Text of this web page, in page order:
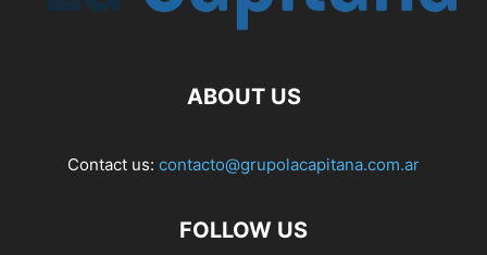
ABOUT US
Contact us: contacto@grupolacapitana.com.ar
FOLLOW US